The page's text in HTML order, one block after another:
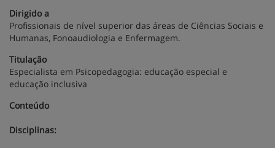
Dirigido a
Profissionais de nível superior das áreas de Ciências Sociais e
Humanas, Fonoaudiologia e Enfermagem.
Titulação
Especialista em Psicopedagogia: educação especial e
educação inclusiva
Conteúdo
Disciplinas: